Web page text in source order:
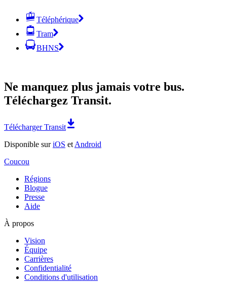
Téléphérique
Tram
BHNS
Ne manquez plus jamais votre bus.
Téléchargez Transit.
Télécharger Transit
Disponible suriOS et Android
Coucou
Régions
Blogue
Presse
Aide
À propos
Vision
Équipe
Carrières
Confidentialité
Conditions d'utilisation